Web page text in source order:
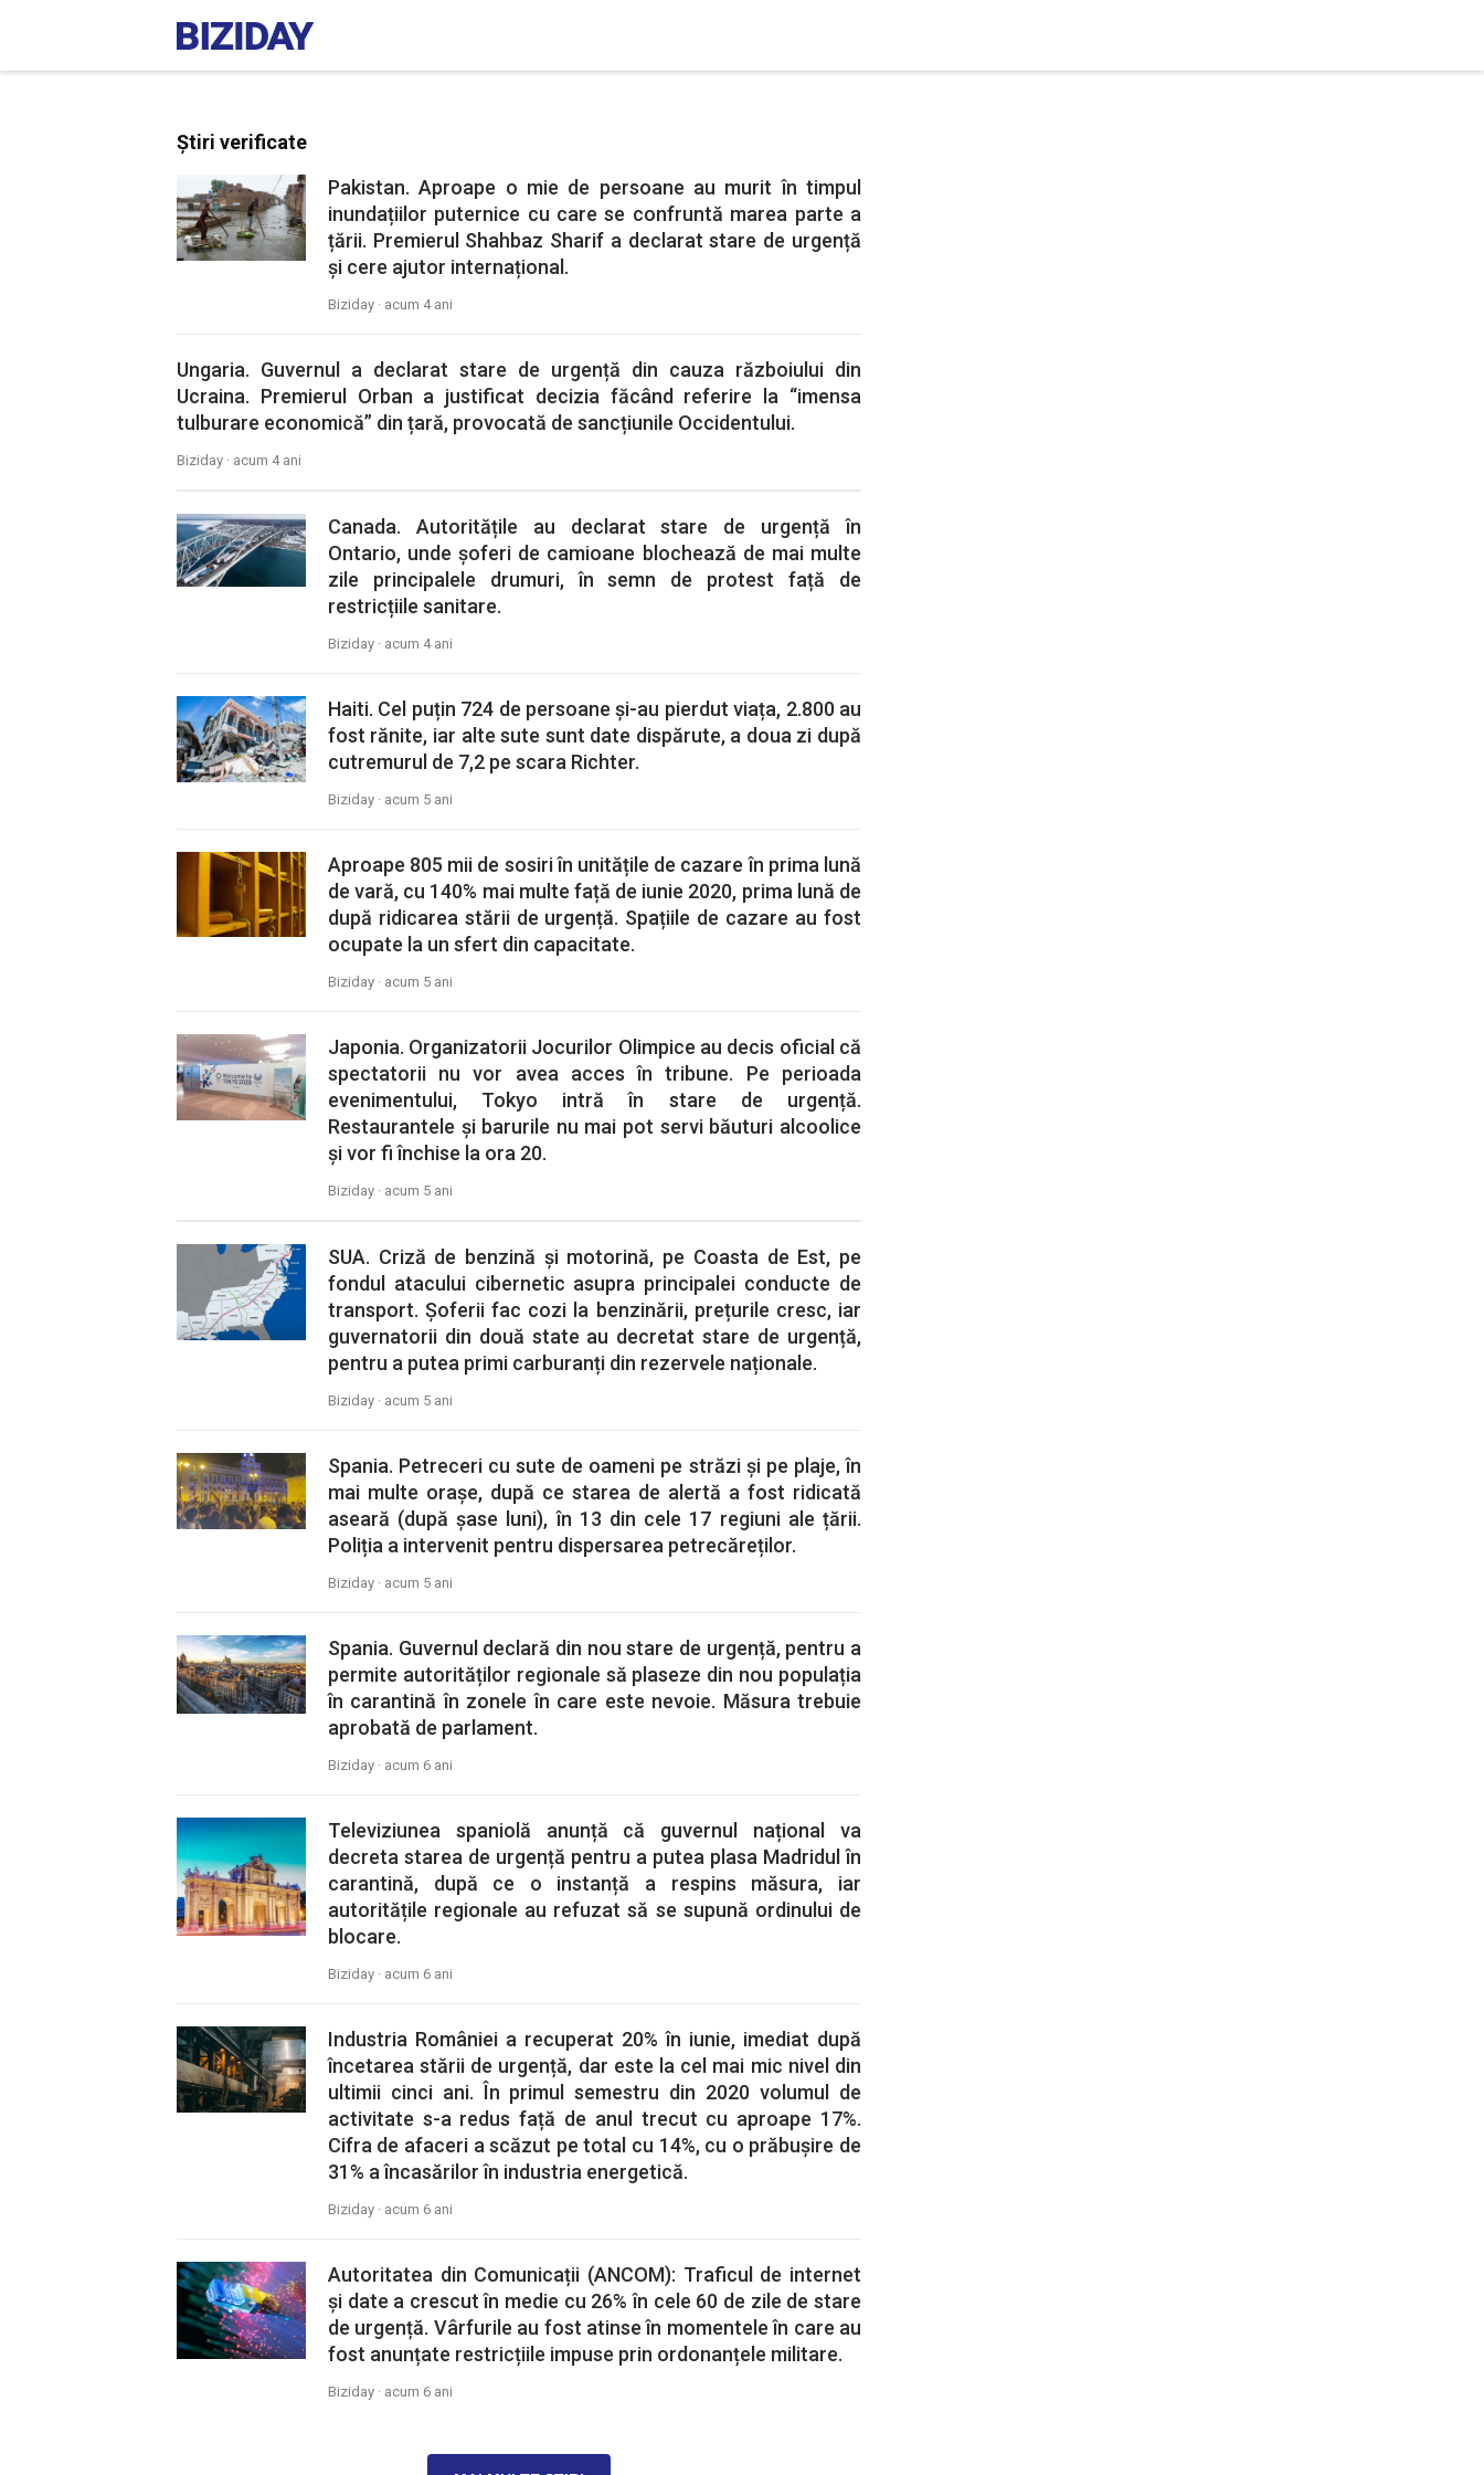
Știri verificate
Pakistan. Aproape o mie de persoane au murit în timpul
inundațiilor puternice cu care se confruntă marea parte a
țării. Premierul Shahbaz Sharif a declarat stare de urgență
și cere ajutor internațional.
Biziday · acum 4 ani
Ungaria. Guvernul a declarat stare de urgență din cauza războiului din
Ucraina. Premierul Orban a justificat decizia făcând referire la “imensa
tulburare economică” din țară, provocată de sancțiunile Occidentului.
Biziday · acum 4 ani
Canada. Autoritățile au declarat stare de urgență în
Ontario, unde șoferi de camioane blochează de mai multe
zile principalele drumuri, în semn de protest față de
restricțiile sanitare.
Biziday · acum 4 ani
Haiti. Cel puțin 724 de persoane și-au pierdut viața, 2.800 au
fost rănite, iar alte sute sunt date dispărute, a doua zi după
cutremurul de 7,2 pe scara Richter.
Biziday · acum 5 ani
Aproape 805 mii de sosiri în unitățile de cazare în prima lună
de vară, cu 140% mai multe față de iunie 2020, prima lună de
după ridicarea stării de urgență. Spațiile de cazare au fost
ocupate la un sfert din capacitate.
Biziday · acum 5 ani
Japonia. Organizatorii Jocurilor Olimpice au decis oficial că
spectatorii nu vor avea acces în tribune. Pe perioada
evenimentului, Tokyo intră în stare de urgență.
Restaurantele și barurile nu mai pot servi băuturi alcoolice
și vor fi închise la ora 20.
Biziday · acum 5 ani
SUA. Criză de benzină și motorină, pe Coasta de Est, pe
fondul atacului cibernetic asupra principalei conducte de
transport. Șoferii fac cozi la benzinării, prețurile cresc, iar
guvernatorii din două state au decretat stare de urgență,
pentru a putea primi carburanți din rezervele naționale.
Biziday · acum 5 ani
Spania. Petreceri cu sute de oameni pe străzi și pe plaje, în
mai multe orașe, după ce starea de alertă a fost ridicată
aseară (după șase luni), în 13 din cele 17 regiuni ale țării.
Poliția a intervenit pentru dispersarea petrecăreților.
Biziday · acum 5 ani
Spania. Guvernul declară din nou stare de urgență, pentru a
permite autorităților regionale să plaseze din nou populația
în carantină în zonele în care este nevoie. Măsura trebuie
aprobată de parlament.
Biziday · acum 6 ani
Televiziunea spaniolă anunță că guvernul național va
decreta starea de urgență pentru a putea plasa Madridul în
carantină, după ce o instanță a respins măsura, iar
autoritățile regionale au refuzat să se supună ordinului de
blocare.
Biziday · acum 6 ani
Industria României a recuperat 20% în iunie, imediat după
încetarea stării de urgență, dar este la cel mai mic nivel din
ultimii cinci ani. În primul semestru din 2020 volumul de
activitate s-a redus față de anul trecut cu aproape 17%.
Cifra de afaceri a scăzut pe total cu 14%, cu o prăbușire de
31% a încasărilor în industria energetică.
Biziday · acum 6 ani
Autoritatea din Comunicații (ANCOM): Traficul de internet
și date a crescut în medie cu 26% în cele 60 de zile de stare
de urgență. Vârfurile au fost atinse în momentele în care au
fost anunțate restricțiile impuse prin ordonanțele militare.
Biziday · acum 6 ani